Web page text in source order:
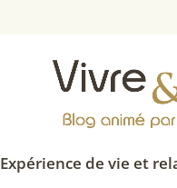
Expérience de vie et